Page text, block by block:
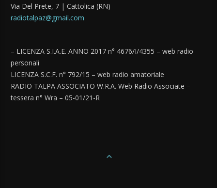
Via Del Prete, 7 | Cattolica (RN)
radiotalpaz@gmail.com
– LICENZA S.I.A.E. ANNO 2017 n° 4676/I/4355 – web radio
personali
LICENZA S.C.F. n° 792/15 – web radio amatoriale
RADIO TALPA ASSOCIATO W.R.A. Web Radio Associate –
tessera n° Wra – 05-01/21-R